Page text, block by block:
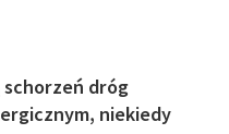
dróg
niekiedy